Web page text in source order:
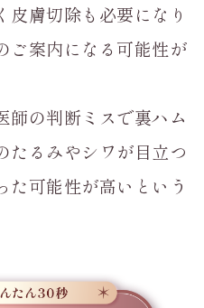
膚切除も必要になり
ご案内になる可能性が
師の判断ミスで裏ハム
たるみやシワが目立つ
た可能性が高いという